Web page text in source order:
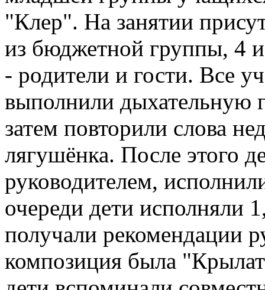
"Клер". На занятии
из бюджетной группы, 4
- родители и гости. Все
выполнили дыхательную
затем повторили слова
лягушёнка. После этого
руководителем,
очереди дети исполняли
получали рекомендации
композиция была